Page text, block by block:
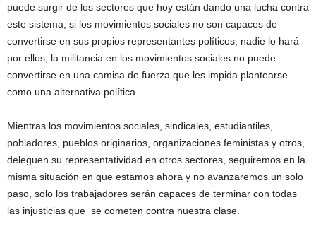
puede surgir de los sectores que hoy están dando una lucha contra
este sistema, si los movimientos sociales no son capaces de
convertirse en sus propios representantes políticos, nadie lo hará
por ellos, la militancia en los movimientos sociales no puede
convertirse en una camisa de fuerza que les impida plantearse
como una alternativa política.
Mientras los movimientos sociales, sindicales, estudiantiles,
pobladores, pueblos originarios, organizaciones feministas y otros,
deleguen su representatividad en otros sectores, seguiremos en la
misma situación en que estamos ahora y no avanzaremos un solo
paso, solo los trabajadores serán capaces de terminar con todas
las injusticias que se cometen contra nuestra clase.